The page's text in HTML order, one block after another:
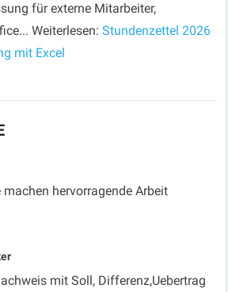
für externe Mitarbeiter,
Weiterlesen:Stundenzettel 2026
mit Excel
machen hervorragende Arbeit
mit Soll, Differenz,Uebertrag